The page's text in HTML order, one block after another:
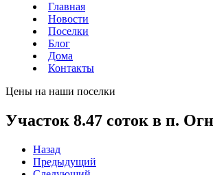
Главная
Новости
Поселки
Блог
Дома
Контакты
Цены на наши поселки
Участок 8.47 соток в п.
Назад
Предыдущий